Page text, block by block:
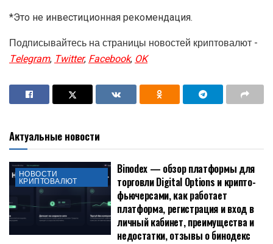
*Это не инвестиционная рекомендация.
Подписывайтесь на страницы новостей криптовалют -
Telegram,Twitter,Facebook,OK
Актуальные новости
НОВОСТИ
КРИПТОВАЛЮТ
Binodex — обзор платформы для
торговли Digital Options и крипто-
фьючерсами, как работает
платформа, регистрация и вход в
личный кабинет, преимущества и
недостатки, отзывы о бинодекс